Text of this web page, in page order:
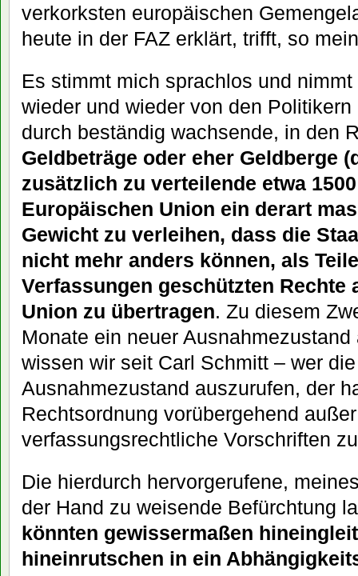
verkorksten europäischen
heute in der FAZ erklärt, trifft, so
Es stimmt mich sprachlos und
wieder und wieder von den
durch beständig wachsende, in den
Geldbeträge oder eher Geldberge
zusätzlich zu verteilende etwa
Europäischen Union ein derart
Gewicht zu verleihen, dass die
nicht mehr anders können, als
Verfassungen geschützten Rechte
Union zu übertragen. Zu diesem
Monate ein neuer
wissen wir seit Carl Schmitt – wer
Ausnahmezustand auszurufen, der
Rechtsordnung vorübergehend
verfassungsrechtliche Vorschriften
Die hierdurch hervorgerufene,
der Hand zu weisende Befürchtung
könnten gewissermaßen
hineinrutschen in ein